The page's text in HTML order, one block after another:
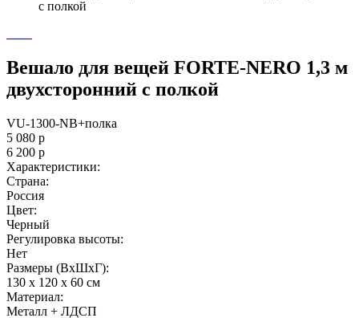
с полкой
Вешало для вещей FORTE-NERO 1,3 м
двухсторонний с полкой
VU-1300-NB+полка
5 080 р
6 200 р
Характеристики:
Страна:
Россия
Цвет:
Черный
Регулировка высоты:
Нет
Размеры (ВxШxГ):
130 x 120 x 60 см
Материал:
Металл + ЛДСП